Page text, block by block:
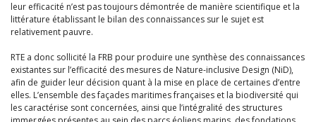
leur efficacité n’est pas toujours démontrée de manière scientifique et la
littérature établissant le bilan des connaissances sur le sujet est
relativement pauvre.
RTE a donc sollicité la FRB pour produire une synthèse des connaissances
existantes sur l’efficacité des mesures de Nature-inclusive Design (NiD),
afin de guider leur décision quant à la mise en place de certaines d’entre
elles. L’ensemble des façades maritimes françaises et la biodiversité qui
les caractérise sont concernées, ainsi que l’intégralité des structures